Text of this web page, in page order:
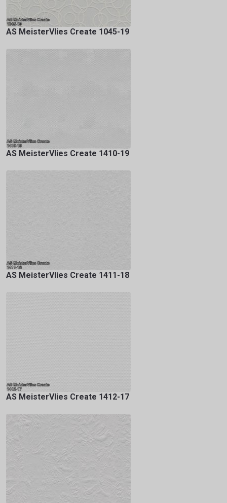
AS MeisterVlies Create 1045-19
AS MeisterVlies Create 1410-19
AS MeisterVlies Create 1411-18
AS MeisterVlies Create 1412-17